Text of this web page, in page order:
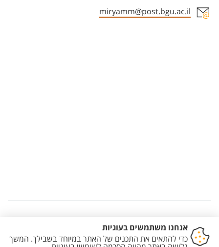
miryamm@post.bgu.ac.il